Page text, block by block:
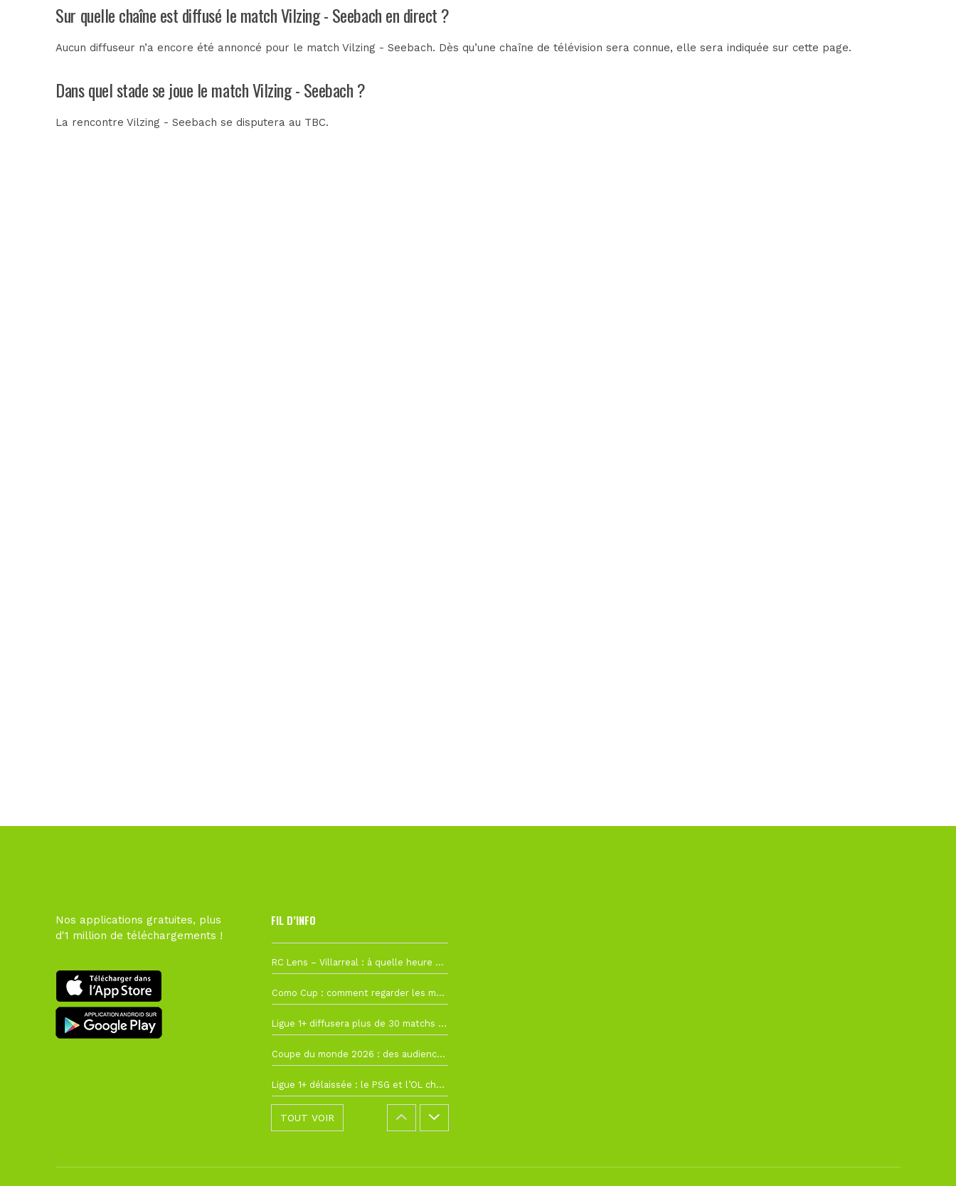
Sur quelle chaîne est diffusé le match Vilzing - Seebach en direct ?
Aucun diffuseur n’a encore été annoncé pour le match Vilzing - Seebach. Dès qu’une chaîne de télévision sera connue, elle sera indiquée sur cette page.
Dans quel stade se joue le match Vilzing - Seebach ?
La rencontre Vilzing - Seebach se disputera au TBC.
Nos applications gratuites, plus
d'1 million de téléchargements !
FIL D’INFO
RC Lens – Villarreal : à quelle heure et sur quelle chaîne voir la finale de la Como Cup ?
Como Cup : comment regarder les matchs du RC Lens en direct ?
Ligue 1+ diffusera plus de 30 matchs amicaux avant la reprise de la Ligue 1
Coupe du monde 2026 : des audiences record, mais M6 devrait perdre très gros !
Ligue 1+ délaissée : le PSG et l’OL choisissent d’autres diffuseurs pour leur reprise
TOUT VOIR